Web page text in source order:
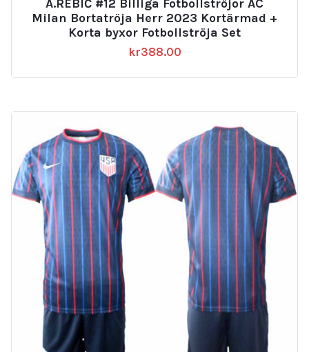
A.REBIĆ #12 Billiga Fotbollströjor AC
Milan Bortatröja Herr 2023 Kortärmad +
Korta byxor Fotbollströja Set
kr388.00